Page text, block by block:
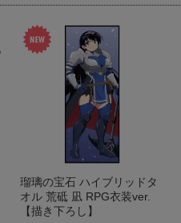
瑠璃の宝石 ハイブリッドタ
オル 荒砥 凪 RPG衣装ver.
【描き下ろし】